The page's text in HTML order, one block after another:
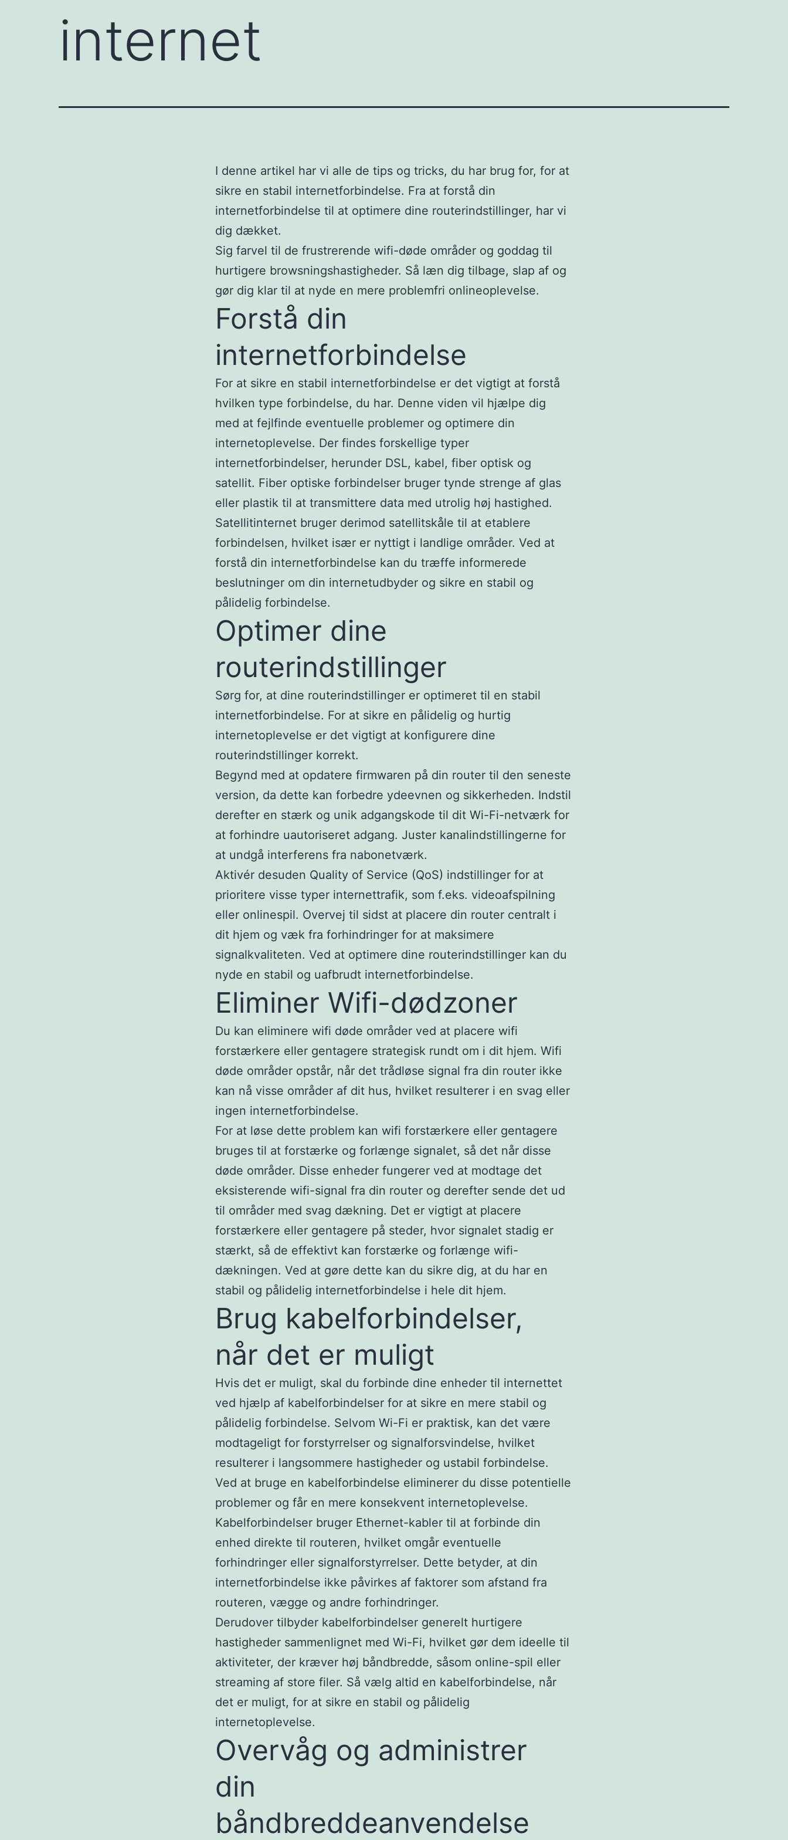
internet
I denne artikel har vi alle de tips og tricks, du har brug for, for at
sikre en stabil internetforbindelse. Fra at forstå din
internetforbindelse til at optimere dine routerindstillinger, har vi
dig dækket.
Sig farvel til de frustrerende wifi-døde områder og goddag til
hurtigere browsningshastigheder. Så læn dig tilbage, slap af og
gør dig klar til at nyde en mere problemfri onlineoplevelse.
Forstå din
internetforbindelse
For at sikre en stabil internetforbindelse er det vigtigt at forstå
hvilken type forbindelse, du har. Denne viden vil hjælpe dig
med at fejlfinde eventuelle problemer og optimere din
internetoplevelse. Der findes forskellige typer
internetforbindelser, herunder DSL, kabel, fiber optisk og
satellit. Fiber optiske forbindelser bruger tynde strenge af glas
eller plastik til at transmittere data med utrolig høj hastighed.
Satellitinternet bruger derimod satellitskåle til at etablere
forbindelsen, hvilket især er nyttigt i landlige områder. Ved at
forstå din internetforbindelse kan du træffe informerede
beslutninger om din internetudbyder og sikre en stabil og
pålidelig forbindelse.
Optimer dine
routerindstillinger
Sørg for, at dine routerindstillinger er optimeret til en stabil
internetforbindelse. For at sikre en pålidelig og hurtig
internetoplevelse er det vigtigt at konfigurere dine
routerindstillinger korrekt.
Begynd med at opdatere firmwaren på din router til den seneste
version, da dette kan forbedre ydeevnen og sikkerheden. Indstil
derefter en stærk og unik adgangskode til dit Wi-Fi-netværk for
at forhindre uautoriseret adgang. Juster kanalindstillingerne for
at undgå interferens fra nabonetværk.
Aktivér desuden Quality of Service (QoS) indstillinger for at
prioritere visse typer internettrafik, som f.eks. videoafspilning
eller onlinespil. Overvej til sidst at placere din router centralt i
dit hjem og væk fra forhindringer for at maksimere
signalkvaliteten. Ved at optimere dine routerindstillinger kan du
nyde en stabil og uafbrudt internetforbindelse.
Eliminer Wifi-dødzoner
Du kan eliminere wifi døde områder ved at placere wifi
forstærkere eller gentagere strategisk rundt om i dit hjem. Wifi
døde områder opstår, når det trådløse signal fra din router ikke
kan nå visse områder af dit hus, hvilket resulterer i en svag eller
ingen internetforbindelse.
For at løse dette problem kan wifi forstærkere eller gentagere
bruges til at forstærke og forlænge signalet, så det når disse
døde områder. Disse enheder fungerer ved at modtage det
eksisterende wifi-signal fra din router og derefter sende det ud
til områder med svag dækning. Det er vigtigt at placere
forstærkere eller gentagere på steder, hvor signalet stadig er
stærkt, så de effektivt kan forstærke og forlænge wifi-
dækningen. Ved at gøre dette kan du sikre dig, at du har en
stabil og pålidelig internetforbindelse i hele dit hjem.
Brug kabelforbindelser,
når det er muligt
Hvis det er muligt, skal du forbinde dine enheder til internettet
ved hjælp af kabelforbindelser for at sikre en mere stabil og
pålidelig forbindelse. Selvom Wi-Fi er praktisk, kan det være
modtageligt for forstyrrelser og signalforsvindelse, hvilket
resulterer i langsommere hastigheder og ustabil forbindelse.
Ved at bruge en kabelforbindelse eliminerer du disse potentielle
problemer og får en mere konsekvent internetoplevelse.
Kabelforbindelser bruger Ethernet-kabler til at forbinde din
enhed direkte til routeren, hvilket omgår eventuelle
forhindringer eller signalforstyrrelser. Dette betyder, at din
internetforbindelse ikke påvirkes af faktorer som afstand fra
routeren, vægge og andre forhindringer.
Derudover tilbyder kabelforbindelser generelt hurtigere
hastigheder sammenlignet med Wi-Fi, hvilket gør dem ideelle til
aktiviteter, der kræver høj båndbredde, såsom online-spil eller
streaming af store filer. Så vælg altid en kabelforbindelse, når
det er muligt, for at sikre en stabil og pålidelig
internetoplevelse.
Overvåg og administrer
din
båndbreddeanvendelse